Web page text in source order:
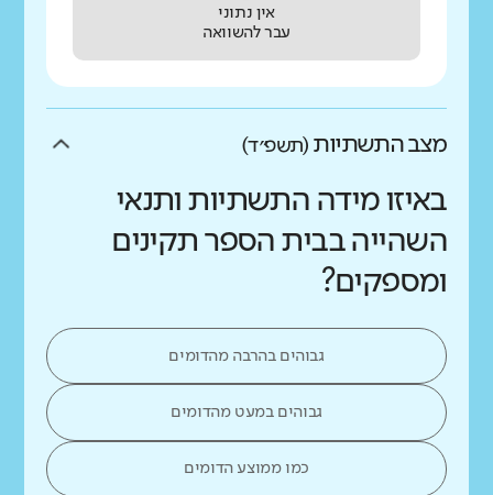
אין נתוני
עבר להשוואה
מצב התשתיות (תשפ״ד)
באיזו מידה התשתיות ותנאי
השהייה בבית הספר תקינים
ומספקים?
גבוהים בהרבה מהדומים
גבוהים במעט מהדומים
כמו ממוצע הדומים